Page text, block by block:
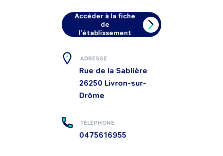
Accéder à la fiche
de
l'établissement
ADRESSE
Rue de la Sablière
26250 Livron-sur-
Drôme
TÉLÉPHONE
0475616955